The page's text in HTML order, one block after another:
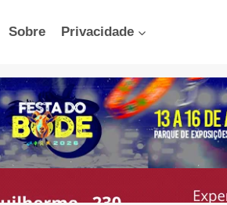
Sobre Privacidade